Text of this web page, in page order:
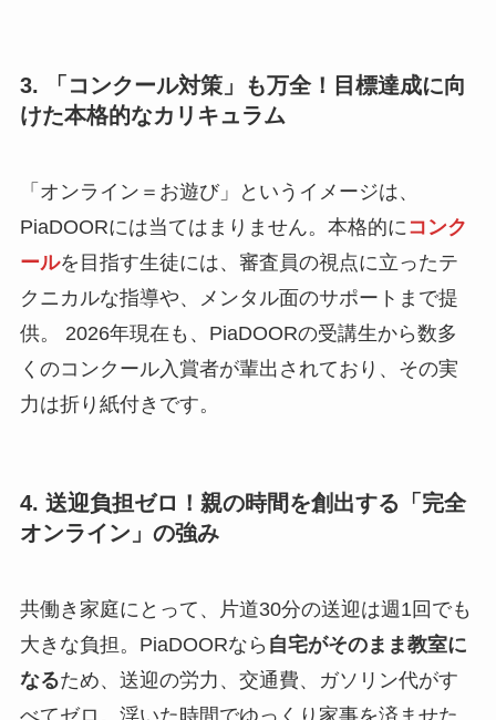
3. 「コンクール対策」も万全！目標達成に向
けた本格的なカリキュラム
「オンライン＝お遊び」というイメージは、
PiaDOORには当てはまりません。本格的にコンク
ールを目指す生徒には、審査員の視点に立ったテ
クニカルな指導や、メンタル面のサポートまで提
供。 2026年現在も、PiaDOORの受講生から数多
くのコンクール入賞者が輩出されており、その実
力は折り紙付きです。
4. 送迎負担ゼロ！親の時間を創出する「完全
オンライン」の強み
共働き家庭にとって、片道30分の送迎は週1回でも
大きな負担。PiaDOORなら 自宅がそのまま教室に
なるため、送迎の労力、交通費、ガソリン代がす